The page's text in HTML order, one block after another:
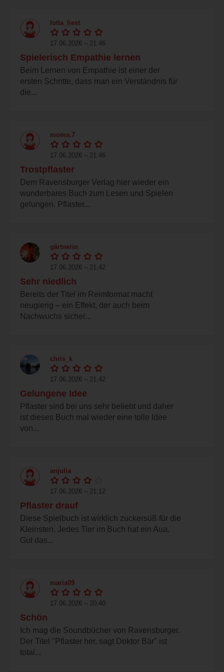
lotta_liest
17.06.2026 – 21:46
Spielerisch Empathie lernen
Beim Lernen von Empathie ist einer der
ersten Schritte, dass man ein Verständnis für
die...
moma.7
17.06.2026 – 21:46
Trostpflaster
Dem Ravensburger Verlag hier wieder ein
wunderbares Buch zum Lesen und Spielen
gelungen. Pflaster...
gärtnerin
17.06.2026 – 21:42
Sehr niedlich
Bereits der Titel im Reimformat macht
neugierig – ein Effekt, der auch beim
Nachwuchs sicher...
chris_k
17.06.2026 – 21:42
Gelungene Idee
Pflaster sind bei uns sehr beliebt und daher
ist dieses Buch mal wieder eine tolle Idee
von...
anjulia
17.06.2026 – 21:12
Pflaster drauf
Diese Spielbuch ist wirklich zuckersüß für die
Kleinsten. Jedes Tier im Buch hat ein Aua.
Gut das...
maria09
17.06.2026 – 20:40
Schön
Ich mag die Soundbücher von Ravensburger.
Der Titel "Pflaster her, sagt Doktor Bär" ist
total...